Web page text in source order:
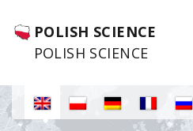
POLISH SCIENCE
POLISH SCIENCE